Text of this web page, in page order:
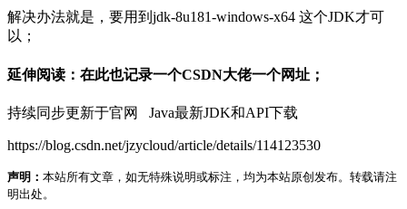
解决办法就是，要用到jdk-8u181-windows-x64 这个JDK才可
以；
延伸阅读：在此也记录一个CSDN大佬一个网址；
持续同步更新于官网 Java最新JDK和API下载
https://blog.csdn.net/jzycloud/article/details/114123530
声明： 本站所有文章，如无特殊说明或标注，均为本站原创发布。转载请注
明出处。